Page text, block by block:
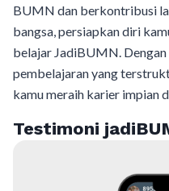
BUMN dan berkontribusi
bangsa, persiapkan diri
belajar JadiBUMN.
pembelajaran yang
kamu meraih karier impian
Testimoni